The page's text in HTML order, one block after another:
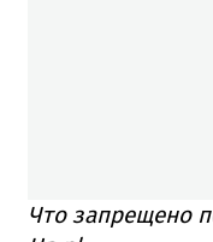
Что запрещено